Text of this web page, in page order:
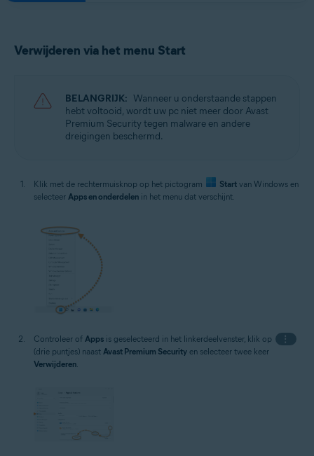
Verwijderen via het menu Start
BELANGRIJK: Wanneer u onderstaande stappen
hebt voltooid, wordt uw pc niet meer door Avast
Premium Security tegen malware en andere
dreigingen beschermd.
Klik met de rechtermuisknop op het pictogram Start van Windows en
selecteer Apps en onderdelen in het menu dat verschijnt.
Controleer of Apps is geselecteerd in het linkerdeelvenster, klik op
⋮
(drie puntjes) naast Avast Premium Security en selecteer twee keer
Verwijderen